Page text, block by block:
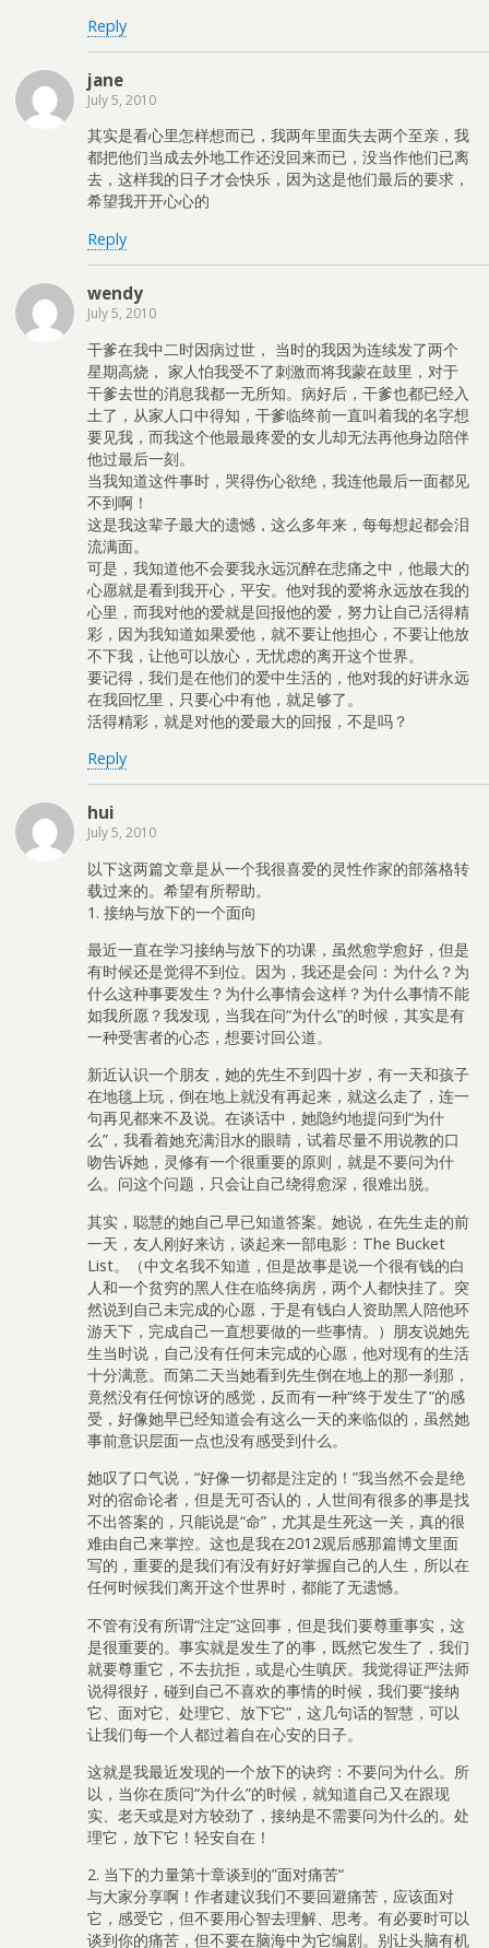
Reply
jane
July 5, 2010
其实是看心里怎样想而已，我两年里面失去两个至亲，我
都把他们当成去外地工作还没回来而已，没当作他们已离
去，这样我的日子才会快乐，因为这是他们最后的要求，
希望我开开心心的
Reply
wendy
July 5, 2010
干爹在我中二时因病过世， 当时的我因为连续发了两个
星期高烧， 家人怕我受不了刺激而将我蒙在鼓里，对于
干爹去世的消息我都一无所知。病好后，干爹也都已经入
土了，从家人口中得知，干爹临终前一直叫着我的名字想
要见我，而我这个他最最疼爱的女儿却无法再他身边陪伴
他过最后一刻。
当我知道这件事时，哭得伤心欲绝，我连他最后一面都见
不到啊！
这是我这辈子最大的遗憾，这么多年来，每每想起都会泪
流满面。
可是，我知道他不会要我永远沉醉在悲痛之中，他最大的
心愿就是看到我开心，平安。他对我的爱将永远放在我的
心里，而我对他的爱就是回报他的爱，努力让自己活得精
彩，因为我知道如果爱他，就不要让他担心，不要让他放
不下我，让他可以放心，无忧虑的离开这个世界。
要记得，我们是在他们的爱中生活的，他对我的好讲永远
在我回忆里，只要心中有他，就足够了。
活得精彩，就是对他的爱最大的回报，不是吗？
Reply
hui
July 5, 2010
以下这两篇文章是从一个我很喜爱的灵性作家的部落格转
载过来的。希望有所帮助。
1. 接纳与放下的一个面向
最近一直在学习接纳与放下的功课，虽然愈学愈好，但是
有时候还是觉得不到位。因为，我还是会问：为什么？为
什么这种事要发生？为什么事情会这样？为什么事情不能
如我所愿？我发现，当我在问“为什么”的时候，其实是有
一种受害者的心态，想要讨回公道。
新近认识一个朋友，她的先生不到四十岁，有一天和孩子
在地毯上玩，倒在地上就没有再起来，就这么走了，连一
句再见都来不及说。在谈话中，她隐约地提问到“为什
么”，我看着她充满泪水的眼睛，试着尽量不用说教的口
吻告诉她，灵修有一个很重要的原则，就是不要问为什
么。问这个问题，只会让自己绕得愈深，很难出脱。
其实，聪慧的她自己早已知道答案。她说，在先生走的前
一天，友人刚好来访，谈起来一部电影：The Bucket
List。（中文名我不知道，但是故事是说一个很有钱的白
人和一个贫穷的黑人住在临终病房，两个人都快挂了。突
然说到自己未完成的心愿，于是有钱白人资助黑人陪他环
游天下，完成自己一直想要做的一些事情。）朋友说她先
生当时说，自己没有任何未完成的心愿，他对现有的生活
十分满意。而第二天当她看到先生倒在地上的那一刹那，
竟然没有任何惊讶的感觉，反而有一种“终于发生了”的感
受，好像她早已经知道会有这么一天的来临似的，虽然她
事前意识层面一点也没有感受到什么。
她叹了口气说，“好像一切都是注定的！”我当然不会是绝
对的宿命论者，但是无可否认的，人世间有很多的事是找
不出答案的，只能说是“命”，尤其是生死这一关，真的很
难由自己来掌控。这也是我在2012观后感那篇博文里面
写的，重要的是我们有没有好好掌握自己的人生，所以在
任何时候我们离开这个世界时，都能了无遗憾。
不管有没有所谓“注定”这回事，但是我们要尊重事实，这
是很重要的。事实就是发生了的事，既然它发生了，我们
就要尊重它，不去抗拒，或是心生嗔厌。我觉得证严法师
说得很好，碰到自己不喜欢的事情的时候，我们要“接纳
它、面对它、处理它、放下它”，这几句话的智慧，可以
让我们每一个人都过着自在心安的日子。
这就是我最近发现的一个放下的诀窍：不要问为什么。所
以，当你在质问“为什么”的时候，就知道自己又在跟现
实、老天或是对方较劲了，接纳是不需要问为什么的。处
理它，放下它！轻安自在！
2. 当下的力量第十章谈到的”面对痛苦“
与大家分享啊！作者建议我们不要回避痛苦，应该面对
它，感受它，但不要用心智去理解、思考。有必要时可以
谈到你的痛苦，但不要在脑海中为它编剧。别让头脑有机